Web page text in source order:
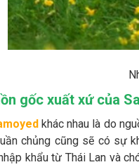
gốc xuất xứ của
khác nhau là do
chủng cũng sẽ có sự
khẩu từ Thái Lan và